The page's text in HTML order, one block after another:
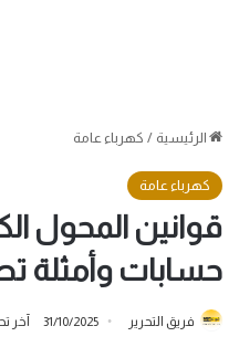
الرئيسية / كهرباء عامة
كهرباء عامة
قوانين المحول
حسابات وأمثلة
فريق التحرير 31/10/2025 آخر